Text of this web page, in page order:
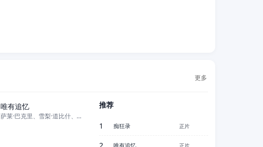
更多
唯有追忆
萨莱·巴克里、雪梨·道比什、穆罕默德·巴克里、亚当·巴克里、玛丽亚·兹莱
推荐
1 痴狂录 正片
唯有追忆 正片